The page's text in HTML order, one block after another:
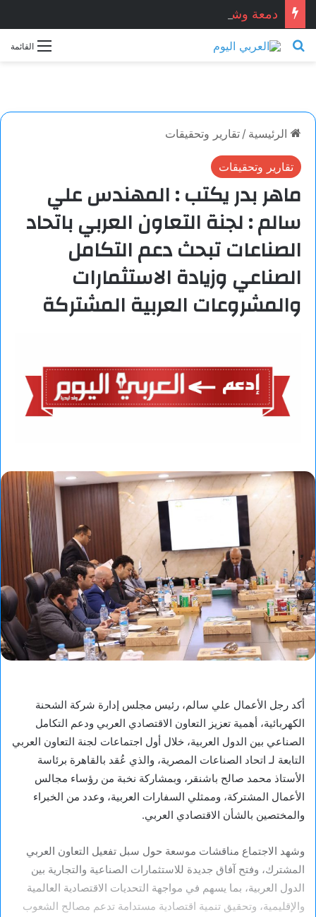
القائمة بحث عن
الرئيسية / تقارير وتحقيقات
تقارير وتحقيقات
ماهر بدر يكتب : المهندس علي
سالم : لجنة التعاون العربي باتحاد
الصناعات تبحث دعم التكامل
الصناعي وزيادة الاستثمارات
والمشروعات العربية المشتركة
أكد رجل الأعمال علي سالم، رئيس مجلس إدارة شركة الشحنة
الكهربائية، أهمية تعزيز التعاون الاقتصادي العربي ودعم التكامل
الصناعي بين الدول العربية، خلال أول اجتماعات لجنة التعاون العربي
التابعة لـ اتحاد الصناعات المصرية، والذي عُقد بالقاهرة برئاسة
الأستاذ محمد صالح باشنقر، وبمشاركة نخبة من رؤساء مجالس
الأعمال المشتركة، وممثلي السفارات العربية، وعدد من الخبراء
والمختصين بالشأن الاقتصادي العربي.
وشهد الاجتماع مناقشات موسعة حول سبل تفعيل التعاون العربي
المشترك، وفتح آفاق جديدة للاستثمارات الصناعية والتجارية بين
الدول العربية، بما يسهم في مواجهة التحديات الاقتصادية العالمية
والإقليمية، وتحقيق تنمية اقتصادية مستدامة تدعم مصالح الشعوب